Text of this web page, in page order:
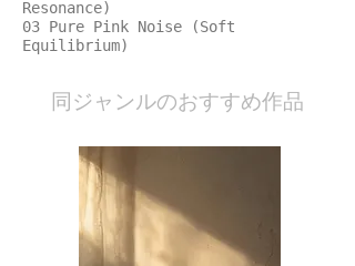
Resonance)
03 Pure Pink Noise (Soft
Equilibrium)
​同ジャンルのおすすめ作品